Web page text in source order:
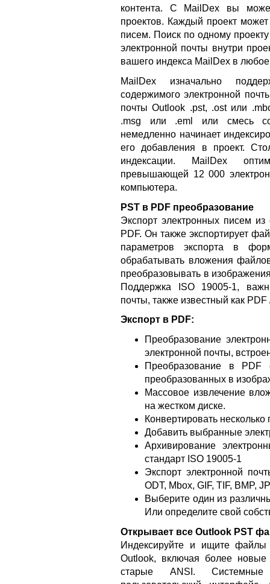
контента. С MailDex вы
проектов. Каждый проект
писем. Поиск по одному
электронной почты внутри
вашего индекса MailDex в
MailDex изначально
содержимого электронной
почты Outlook .pst, .ost или
.msg или .eml или смесь
немедленно начинает
его добавления в проект.
индексации. MailDex
превышающей 12 000
компьютера.
PST в PDF преобразование
Экспорт электронных писем
PDF. Он также экспортирует
параметров экспорта в
обрабатывать вложения
преобразовывать в
Поддержка ISO 19005-1,
почты, также известный как PDF
Экспорт в PDF:
Преобразование
электронной почты,
Преобразование в
преобразованных в
Массовое извлечение
на жестком диске.
Конвертировать
Добавить выбранные
Архивирование
стандарт ISO 19005-1
Экспорт электронной
ODT, Mbox, GIF, TIF, BMP,
Выберите один из
Или определите свой
Открывает все Outlook PST
Индексируйте и ищите
Outlook, включая более
старые ANSI. Системные